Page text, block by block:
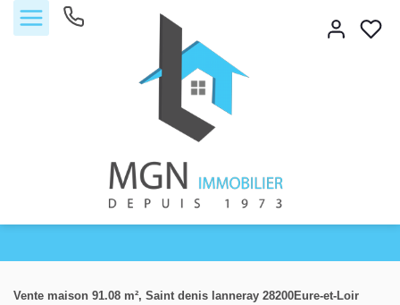
Vente maison 91.08 m², Saint denis lanneray 28200Eure-et-Loir